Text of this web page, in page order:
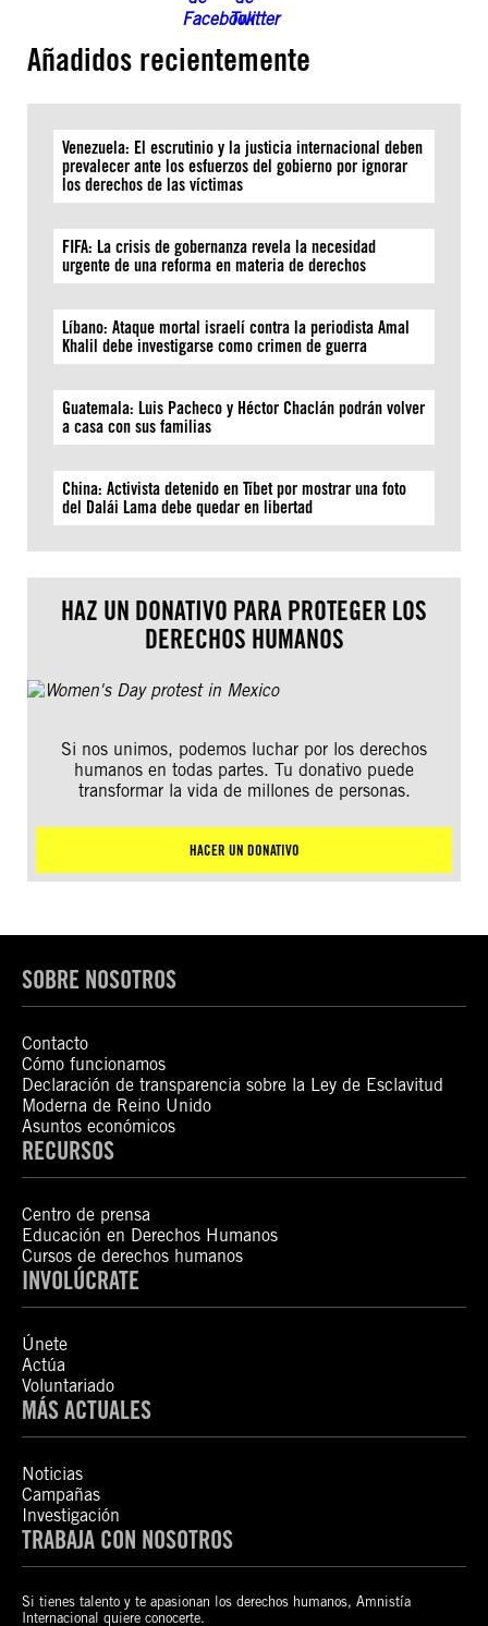
Añadidos recientemente
Venezuela: El escrutinio y la justicia internacional deben
prevalecer ante los esfuerzos del gobierno por ignorar
los derechos de las víctimas
FIFA: La crisis de gobernanza revela la necesidad
urgente de una reforma en materia de derechos
Líbano: Ataque mortal israelí contra la periodista Amal
Khalil debe investigarse como crimen de guerra
Guatemala: Luis Pacheco y Héctor Chaclán podrán volver
a casa con sus familias
China: Activista detenido en Tíbet por mostrar una foto
del Dalái Lama debe quedar en libertad
HAZ UN DONATIVO PARA PROTEGER LOS
DERECHOS HUMANOS
Si nos unimos, podemos luchar por los derechos
humanos en todas partes. Tu donativo puede
transformar la vida de millones de personas.
HACER UN DONATIVO
SOBRE NOSOTROS
Contacto
Cómo funcionamos
Declaración de transparencia sobre la Ley de Esclavitud
Moderna de Reino Unido
Asuntos económicos
RECURSOS
Centro de prensa
Educación en Derechos Humanos
Cursos de derechos humanos
INVOLÚCRATE
Únete
Actúa
Voluntariado
MÁS ACTUALES
Noticias
Campañas
Investigación
TRABAJA CON NOSOTROS
Si tienes talento y te apasionan los derechos humanos, Amnistía
Internacional quiere conocerte.